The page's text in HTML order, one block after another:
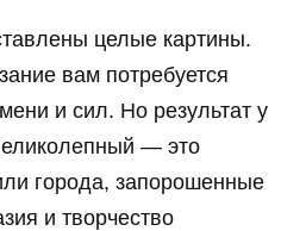
целые картины.
вам потребуется
и сил. Но результат у
— это
города, запорошенные
и творчество